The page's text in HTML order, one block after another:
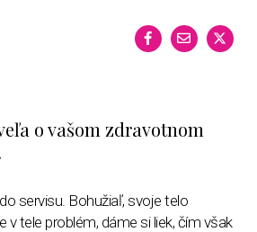
o vašom zdravotnom
servisu. Bohužiaľ, svoje telo
tele problém, dáme si liek, čím však